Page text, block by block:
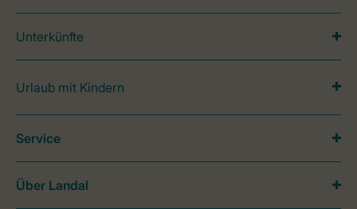
Unterkünfte
Urlaub mit Kindern
Service
Über Landal